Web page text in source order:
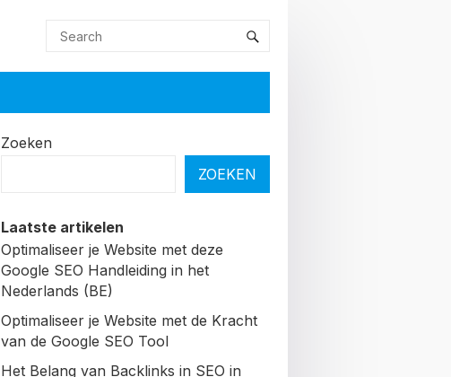
Zoeken
ZOEKEN
Laatste artikelen
Optimaliseer je Website met deze
Google SEO Handleiding in het
Nederlands (BE)
Optimaliseer je Website met de Kracht
van de Google SEO Tool
Het Belang van Backlinks in SEO in